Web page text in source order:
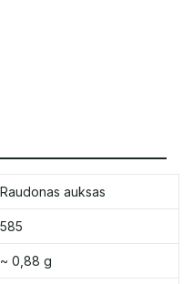
Raudonas auksas
585
~ 0,88 g